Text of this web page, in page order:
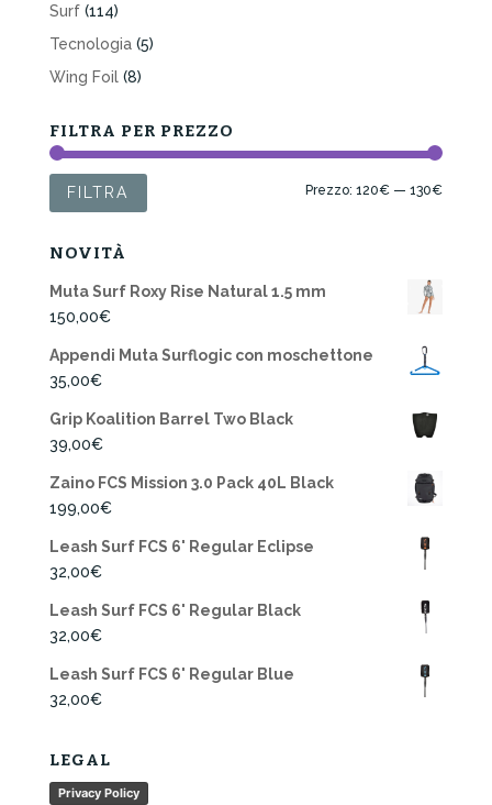
Surf (114)
Tecnologia (5)
Wing Foil (8)
FILTRA PER PREZZO
FILTRA Prezzo:120€ —130€
NOVITÀ
Muta Surf Roxy Rise Natural 1.5 mm
150,00€
Appendi Muta Surflogic con moschettone
35,00€
Grip Koalition Barrel Two Black
39,00€
Zaino FCS Mission 3.0 Pack 40L Black
199,00€
Leash Surf FCS 6' Regular Eclipse
32,00€
Leash Surf FCS 6' Regular Black
32,00€
Leash Surf FCS 6' Regular Blue
32,00€
LEGAL
Privacy Policy